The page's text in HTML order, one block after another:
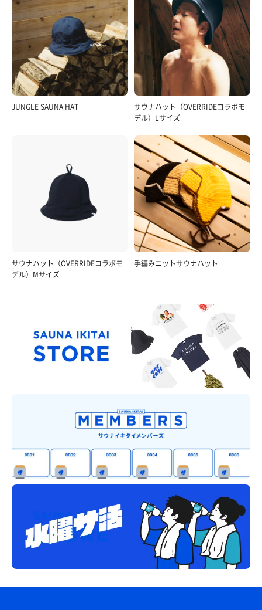
JUNGLE SAUNA HAT
サウナハット（OVERRIDEコラボモ
デル）Lサイズ
サウナハット（OVERRIDEコラボモ
デル）Mサイズ
手編みニットサウナハット